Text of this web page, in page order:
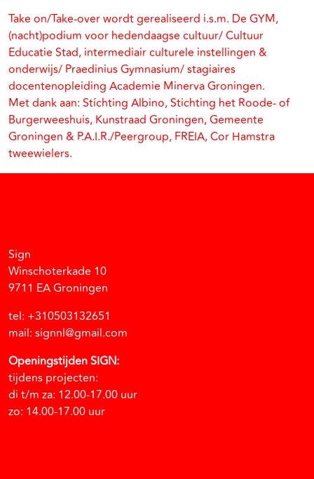
Take on/Take-over wordt gerealiseerd i.s.m. De GYM,
(nacht)podium voor hedendaagse cultuur/ Cultuur
Educatie Stad, intermediair culturele instellingen &
onderwijs/ Praedinius Gymnasium/ stagiaires
docentenopleiding Academie Minerva Groningen.
Met dank aan: Stíchting Albino, Stichting het Roode- of
Burgerweeshuis, Kunstraad Groningen, Gemeente
Groningen & P.A.I.R./Peergroup, FREIA, Cor Hamstra
tweewielers.
Sign
Winschoterkade 10
9711 EA Groningen
tel: +310503132651
mail: signnl@gmail.com
Openingstijden SIGN:
tijdens projecten:
di t/m za: 12.00-17.00 uur
zo: 14.00-17.00 uur